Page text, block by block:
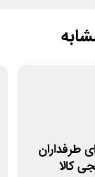
طرفداران
کالا